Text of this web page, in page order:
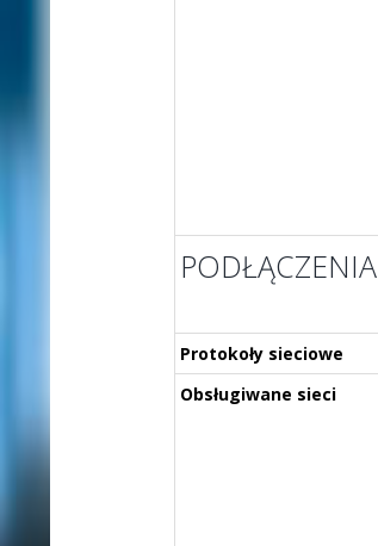
PODŁĄCZENIA
Protokoły sieciowe
Obsługiwane sieci